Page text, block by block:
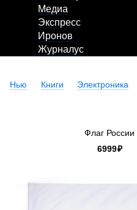
Медиа
Экспресс
Иронов
Журналус
Нью Книги Электроника
Флаг России
6999₽